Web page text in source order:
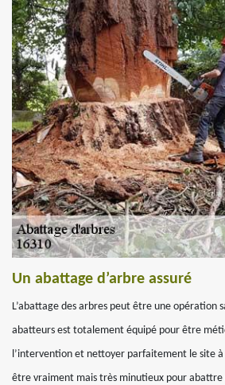
Un abattage d’arbre assuré
L’abattage des arbres peut être une opération
abatteurs est totalement équipé pour être
l’intervention et nettoyer parfaitement le site
être vraiment mais très minutieux pour abattre